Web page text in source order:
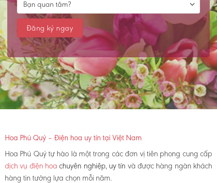
Hoa Phú Quý – Điện hoa uy tín tại Việt Nam
Hoa Phú Quý tự hào là một trong các đơn vị tiên phong cung cấp
dịch vụ điện hoachuyên nghiệp, uy tín và được hàng ngàn khách
hàng tin tưởng lựa chọn mỗi năm.